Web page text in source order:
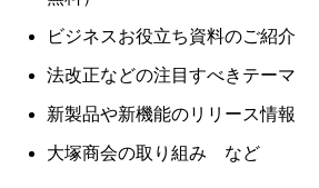
ビジネスお役立ち資料のご紹介
法改正などの注目すべきテーマ
新製品や新機能のリリース情報
大塚商会の取り組み など